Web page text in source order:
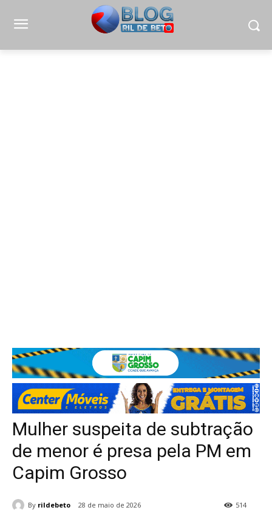
Mulher suspeita de subtração
de menor é presa pela PM em
Capim Grosso
By rildebeto 28 de maio de 2026 514